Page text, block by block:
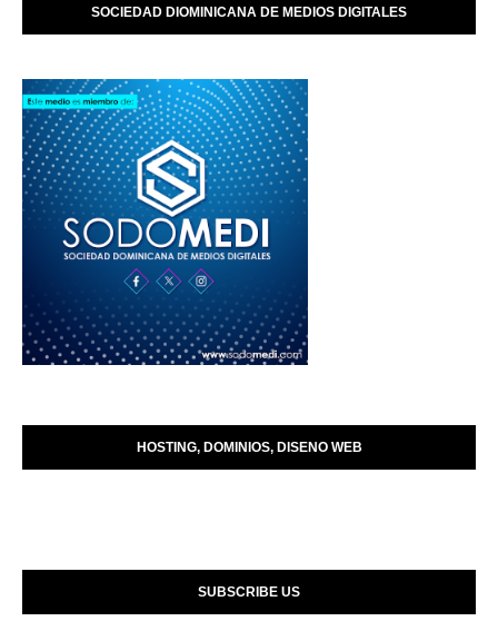
SOCIEDAD DIOMINICANA DE MEDIOS DIGITALES
HOSTING, DOMINIOS, DISENO WEB
SUBSCRIBE US